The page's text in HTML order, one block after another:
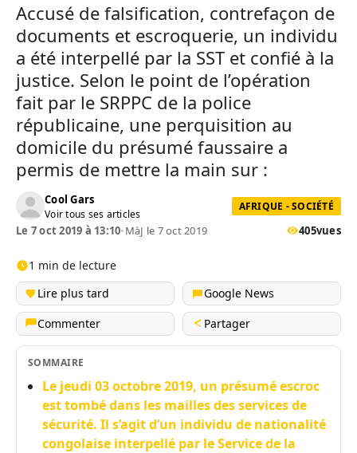
Accusé de falsification, contrefaçon de
documents et escroquerie, un individu
a été interpellé par la SST et confié à la
justice. Selon le point de l’opération
fait par le SRPPC de la police
républicaine, une perquisition au
domicile du présumé faussaire a
permis de mettre la main sur :
Cool Gars
Voir tous ses articles
AFRIQUE - SOCIÉTÉ
Le 7 oct 2019 à 13:10•MàJ le 7 oct 2019 405vues
1 min de lecture
Lire plus tard
Google News
Commenter
Partager
SOMMAIRE
Le jeudi 03 octobre 2019, un présumé escroc
est tombé dans les mailles des services de
sécurité. Il s’agit d’un individu de nationalité
congolaise interpellé par le Service de la